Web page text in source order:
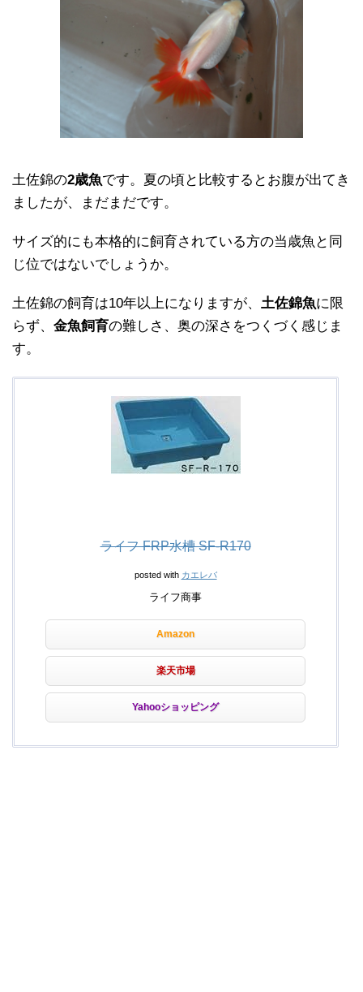
土佐錦の2歳魚です。夏の頃と比較するとお腹が出てき
ましたが、まだまだです。
サイズ的にも本格的に飼育されている方の当歳魚と同
じ位ではないでしょうか。
土佐錦の飼育は10年以上になりますが、 土佐錦魚に限
らず、 金魚飼育の難しさ、奥の深さをつくづく感じま
す。
ライフ FRP水槽 SF-R170
posted with カエレバ
ライフ商事
Amazon
楽天市場
Yahooショッピング